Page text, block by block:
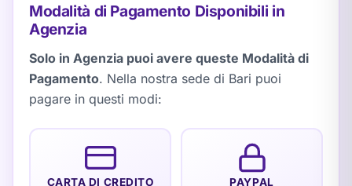
Modalità di Pagamento Disponibili in
Agenzia
Solo in Agenzia puoi avere queste Modalità di
Pagamento. Nella nostra sede di Bari puoi
pagare in questi modi:
CARTA DI CREDITO PAYPAL